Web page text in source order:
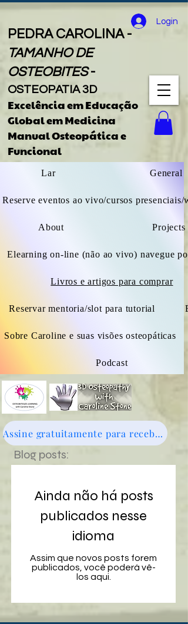
PEDRA CAROLINA -
TAMANHO DE
OSTEOBITES-
OSTEOPATIA 3D
Excelência em Educação
GlobalemMedicina
Manual Osteopática e
Funcional
Login
Lar General
Reserve eventos ao vivo/cursos presenciais/
About Projects
Elearning on-line (não ao vivo) navegue
Livros e artigos para comprar
Reservar mentoria/slot para tutorial
Sobre Caroline e suas visões osteopáticas
Podcast
Assine gratuitamente para receber novidades - clique aqui
Blog posts:
Ainda não há posts
publicados nesse
idioma
Assim que novos posts forem
publicados, você poderá vê-
los aqui.